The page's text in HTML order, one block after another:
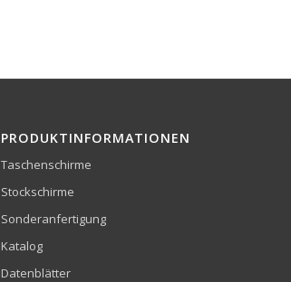
PRODUKTINFORMATIONEN
Taschenschirme
Stockschirme
Sonderanfertigung
Katalog
Datenblätter